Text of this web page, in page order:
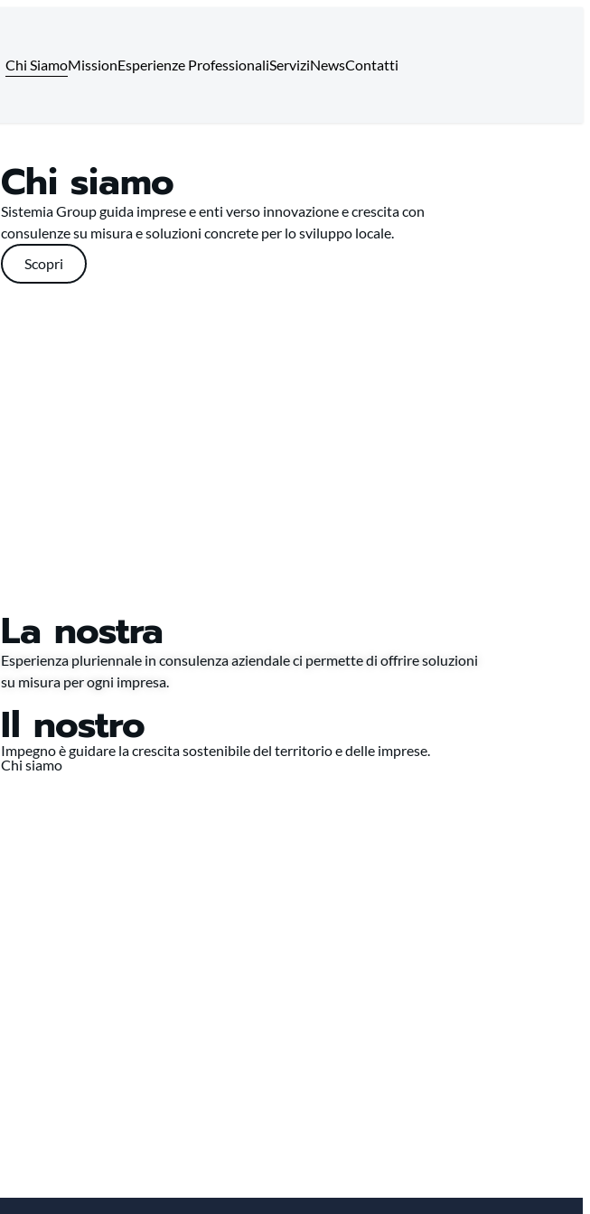
Chi SiamoMissionEsperienze ProfessionaliServiziNewsContatti
Chi siamo
Sistemia Group guida imprese e enti verso innovazione e crescita con
consulenze su misura e soluzioni concrete per lo sviluppo locale.
Scopri
La nostra
Esperienza pluriennale in consulenza aziendale ci permette di offrire soluzioni
su misura per ogni impresa.
Il nostro
Impegno è guidare la crescita sostenibile del territorio e delle imprese.
Chi siamo